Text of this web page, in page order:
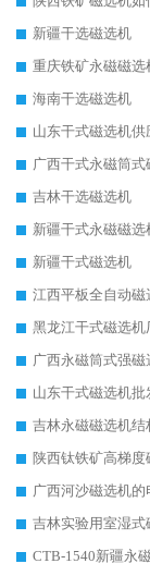
新疆干选磁选机
重庆铁矿永磁磁选
海南干选磁选机
山东干式磁选机供
广西干式永磁筒式
吉林干选磁选机
新疆干式永磁磁选
新疆干式磁选机
黑龙江干式磁选机
广西永磁筒式强磁
山东干式磁选机批
吉林永磁磁选机结
陕西钛铁矿高梯度
广西河沙磁选机的
吉林实验用室湿式